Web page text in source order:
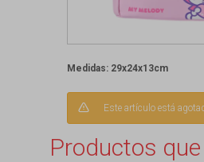
Medidas: 29x24x13cm
Este artículo está
Productos